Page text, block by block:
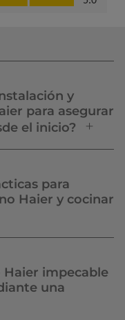
y
para asegurar
el inicio?
para
Haier y cocinar
impecable
una